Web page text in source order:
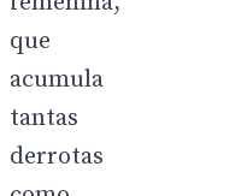
que
acumula
tantas
derrotas